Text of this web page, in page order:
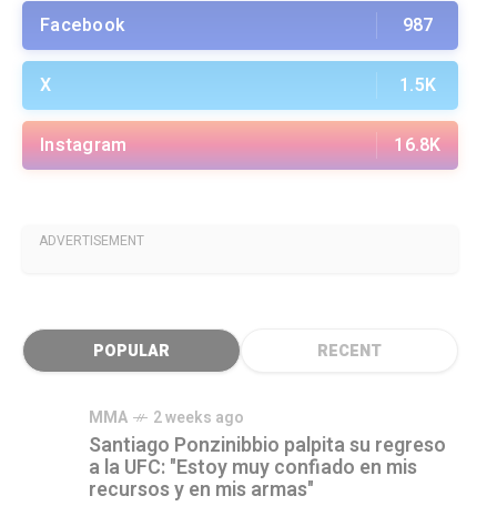
Facebook 987
X 1.5K
Instagram 16.8K
ADVERTISEMENT
POPULAR RECENT
MMA 2 weeks ago
Santiago Ponzinibbio palpita su regreso
a la UFC: "Estoy muy confiado en mis
recursos y en mis armas"